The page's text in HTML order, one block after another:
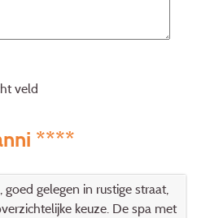
veld
****
gelegen in rustige straat,
keuze. De spa met